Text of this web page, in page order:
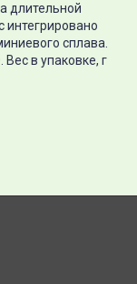
длительной
интегрировано
сплава.
в упаковке, г